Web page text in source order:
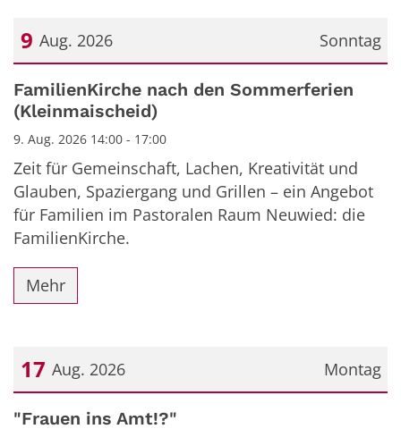
Sonntag
9 Aug. 2026
Datum: 9. August 2026
FamilienKirche nach den Sommerferien
(Kleinmaischeid)
9. Aug. 2026 14:00 - 17:00
Zeit für Gemeinschaft, Lachen, Kreativität und
Glauben, Spaziergang und Grillen – ein Angebot
für Familien im Pastoralen Raum Neuwied: die
FamilienKirche.
Mehr
Montag
17 Aug. 2026
Datum: 17. August 2026
"Frauen ins Amt!?"